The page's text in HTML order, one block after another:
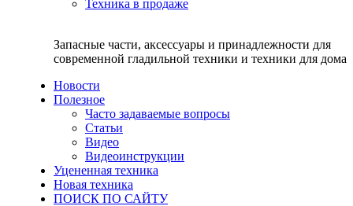
Техника в продаже
Запасные части, аксессуары и принадлежности для
современной гладильной техники и техники для дома
Новости
Полезное
Часто задаваемые вопросы
Статьи
Видео
Видеоинструкции
Уцененная техника
Новая техника
ПОИСК ПО САЙТУ